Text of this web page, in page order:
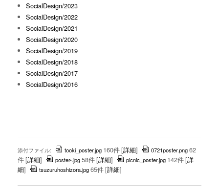
SocialDesign/2023
SocialDesign/2022
SocialDesign/2021
SocialDesign/2020
SocialDesign/2019
SocialDesign/2018
SocialDesign/2017
SocialDesign/2016
添付ファイル: tooki_poster.jpg 160件[詳細] 0721poster.png62
件[詳細] poster-.jpg58件[詳細] picnic_poster.jpg 142件[詳
細] tsuzuruhoshizora.jpg65件[詳細]